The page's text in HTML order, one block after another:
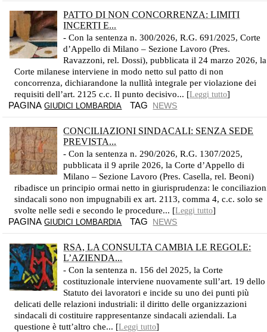
PATTO DI NON CONCORRENZA: LIMITI
INCERTI E...
- Con la sentenza n. 300/2026, R.G. 691/2025, Corte
d’Appello di Milano – Sezione Lavoro (Pres.
Ravazzoni, rel. Dossi), pubblicata il 24 marzo 2026, la
Corte milanese interviene in modo netto sul patto di non
concorrenza, dichiarandone la nullità integrale per violazione dei
requisiti dell’art. 2125 c.c. Il punto decisivo... [Leggi tutto]
PAGINAGIUDICI LOMBARDIA TAG NEWS
CONCILIAZIONI SINDACALI: SENZA SEDE
PREVISTA...
- Con la sentenza n. 290/2026, R.G. 1307/2025,
pubblicata il 9 aprile 2026, la Corte d’Appello di
Milano – Sezione Lavoro (Pres. Casella, rel. Beoni)
ribadisce un principio ormai netto in giurisprudenza: le
sindacali sono non impugnabili ex art. 2113, comma 4, c.c. solo se
svolte nelle sedi e secondo le procedure... [Leggi tutto]
PAGINAGIUDICI LOMBARDIA TAG NEWS
RSA, LA CONSULTA CAMBIA LE REGOLE:
L’AZIENDA...
- Con la sentenza n. 156 del 2025, la Corte
costituzionale interviene nuovamente sull’art. 19 dello
Statuto dei lavoratori e incide su uno dei punti più
delicati delle relazioni industriali: il diritto delle organizzazioni
sindacali di costituire rappresentanze sindacali aziendali. La
questione è tutt’altro che... [Leggi tutto]